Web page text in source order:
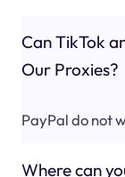
Can TikTok
Our Proxies?
PayPal do not
Where can